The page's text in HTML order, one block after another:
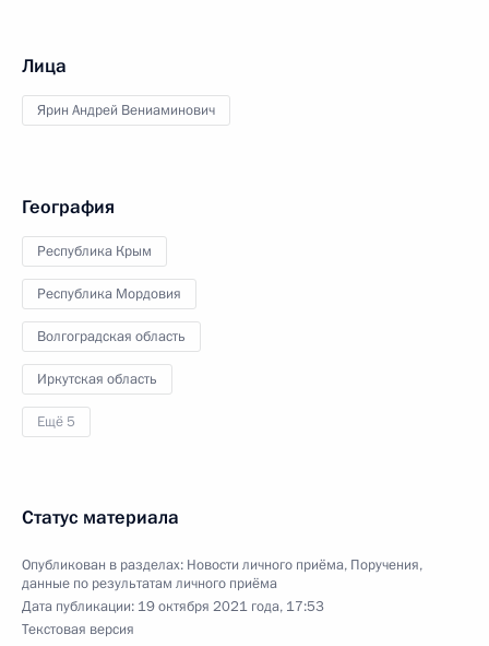
Лица
Ярин Андрей Вениаминович
География
Республика Крым
Республика Мордовия
Волгоградская область
Иркутская область
Ещё 5
Статус материала
Опубликован в разделах: Новости личного приёма, Поручения,
данные по результатам личного приёма
Дата публикации: 19 октября 2021 года, 17:53
Текстовая версия